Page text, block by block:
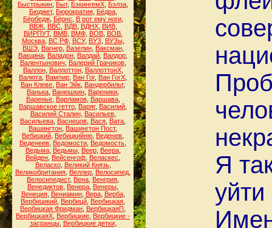
Быстрыкин Быт, БэкингемХ Бэлза
Бюджет, Бюрократия, Бёдра,
Бёрбедж, Бёрнс В рот ему ноги,
ВВЖ, ВВС, ВДВ, ВДНХ, ВИВ,
ВИРПУТ, ВМВ, ВМФ, ВОВ, ВОВ.
Москва, ВС РФ, ВСУ, ВУЗ ВУЗы,
ВШЭ, Вагнер, Вазелин, Ваксман,
Вакцина Валадон Валдай Валдор
Валентынович
Валерий Грачиков,
Валлон, Валлоттон, ВаллоттонХ,
Валюта Вампир Ван Гог, Ван ГогХ
Ван Клеве Ван Эйк Вандербильт,
Ванька Ванюшкин Вареники
Варенье, Варламов, Варшава,
Варшавское гетто Варяг, Василий
Василий Сталин, Васильев,
Васильева Васнецов Вася Вата
Вашингтон Вашингтон Пост,
Вебицкий Вебицкийню Веденев
Веденеев Ведомости Ведомость
Ведьма, Ведьмы, Веер, Веера,
Вейден Вейсенгоф Веласкес
Веласко, Великий Князь,
Великобритания Веллер Велосипед
Велосипедист, Вена Венгрия
Венедиктов Венера Венеры
Венеция, Вениамин, Вера, Верба,
Вербицикий Вербицй Вербицкая
Вербицкая Фридман ВербицкаяП
ВербицкаяХ Вербицкие Вербицкие -
засранцы, Вербицкие детки,
Я
уйти